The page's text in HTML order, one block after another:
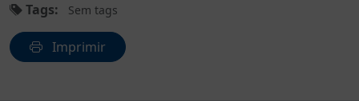
Tags: Sem tags
Imprimir